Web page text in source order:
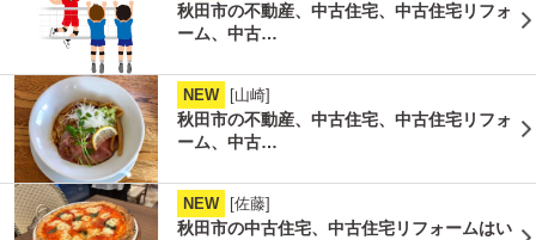
秋田市の不動産、中古住宅、中古住宅リフォ
ーム、中古…
NEW [山崎]
秋田市の不動産、中古住宅、中古住宅リフォ
ーム、中古…
NEW [佐藤]
秋田市の中古住宅、中古住宅リフォームはい